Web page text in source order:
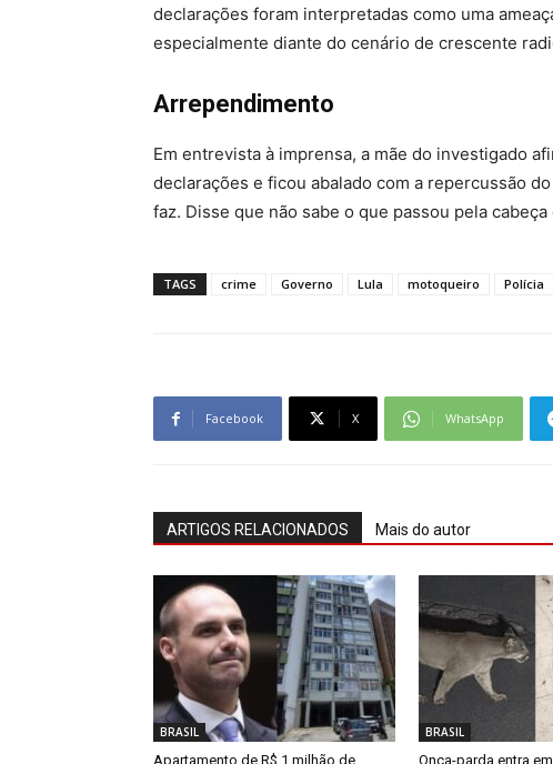
declarações foram interpretadas como uma
especialmente diante do cenário de crescente
Arrependimento
Em entrevista à imprensa, a mãe do investigado
declarações e ficou abalado com a repercussão
faz. Disse que não sabe o que passou pela
TAGS crime Governo Lula motoqueiro Polícia
Facebook X WhatsApp
ARTIGOS RELACIONADOS Mais do autor
BRASIL
Apartamento de R$ 1 milhão de
BRASIL
Onça-parda entra